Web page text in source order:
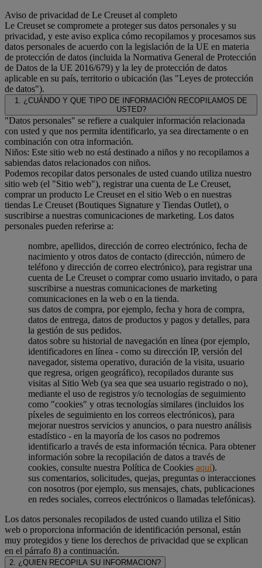
Aviso de privacidad de Le Creuset al completo
Le Creuset se compromete a proteger sus datos personales y su
privacidad, y este aviso explica cómo recopilamos y procesamos sus
datos personales de acuerdo con la legislación de la UE en materia
de protección de datos (incluida la Normativa General de Protección
de Datos de la UE 2016/679) y la ley de protección de datos
aplicable en su país, territorio o ubicación (las "Leyes de protección
de datos").
1. ¿CUÁNDO Y QUE TIPO DE INFORMACIÓN RECOPILAMOS DE
USTED?
"Datos personales" se refiere a cualquier información relacionada
con usted y que nos permita identificarlo, ya sea directamente o en
combinación con otra información.
Niños: Este sitio web no está destinado a niños y no recopilamos a
sabiendas datos relacionados con niños.
Podemos recopilar datos personales de usted cuando utiliza nuestro
sitio web (el "Sitio web"), registrar una cuenta de Le Creuset,
comprar un producto Le Creuset en el sitio Web o en nuestras
tiendas Le Creuset (Boutiques Signature y Tiendas Outlet), o
suscribirse a nuestras comunicaciones de marketing. Los datos
personales pueden referirse a:
nombre, apellidos, dirección de correo electrónico, fecha de
nacimiento y otros datos de contacto (dirección, número de
teléfono y dirección de correo electrónico), para registrar una
cuenta de Le Creuset o comprar como usuario invitado, o para
suscribirse a nuestras comunicaciones de marketing
comunicaciones en la web o en la tienda.
sus datos de compra, por ejemplo, fecha y hora de compra,
datos de entrega, datos de productos y pagos y detalles, para
la gestión de sus pedidos.
datos sobre su historial de navegación en línea (por ejemplo,
identificadores en línea - como su dirección IP, versión del
navegador, sistema operativo, duración de la visita, usuario
que regresa, origen geográfico), recopilados durante sus
visitas al Sitio Web (ya sea que sea usuario registrado o no),
mediante el uso de registros y/o tecnologías de seguimiento
como "cookies" y otras tecnologías similares (incluidos los
píxeles de seguimiento en los correos electrónicos), para
mejorar nuestros servicios y anuncios, o para nuestro análisis
estadístico - en la mayoría de los casos no podremos
identificarlo a través de esta información técnica. Para obtener
información sobre la recopilación de datos a través de
cookies, consulte nuestra Política de Cookies aquí).
sus comentarios, solicitudes, quejas, preguntas o interacciones
con nosotros (por ejemplo, sus mensajes, chats, publicaciones
en redes sociales, correos electrónicos o llamadas telefónicas).
Los datos personales recopilados de usted cuando utiliza el Sitio
web o proporciona información de identificación personal, están
muy protegidos y tiene los derechos de privacidad que se explican
en el párrafo 8) a continuación.
2. ¿QUIEN RECOPILA SU INFORMACION?